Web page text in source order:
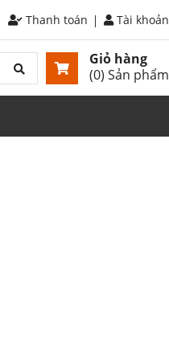
Tài khoản
Thanh toán
Giỏ hàng
(0) Sản phẩm